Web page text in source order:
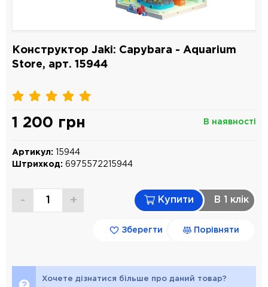
Конструктор Jaki: Capybara - Aquarium
Store, арт. 15944
В наявності
1 200 грн
Артикул:
15944
Штрихкод: 6975572215944
- + Купити В 1 клiк
Зберегти Порівняти
Хочете дізнатися більше про даний товар?